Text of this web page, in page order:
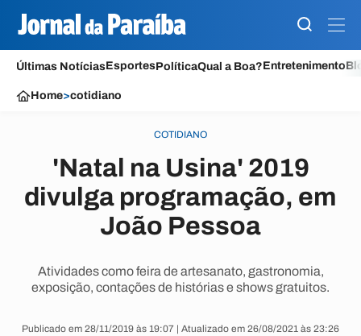
Últimas NotíciasEsportesPolíticaQual a Boa?Entretenimento
Home>cotidiano
COTIDIANO
'Natal na Usina' 2019
divulga programação, em
João Pessoa
Atividades como feira de artesanato, gastronomia,
exposição, contações de histórias e shows gratuitos.
Publicado em 28/11/2019 às 19:07 | Atualizado em 26/08/2021 às 23:26